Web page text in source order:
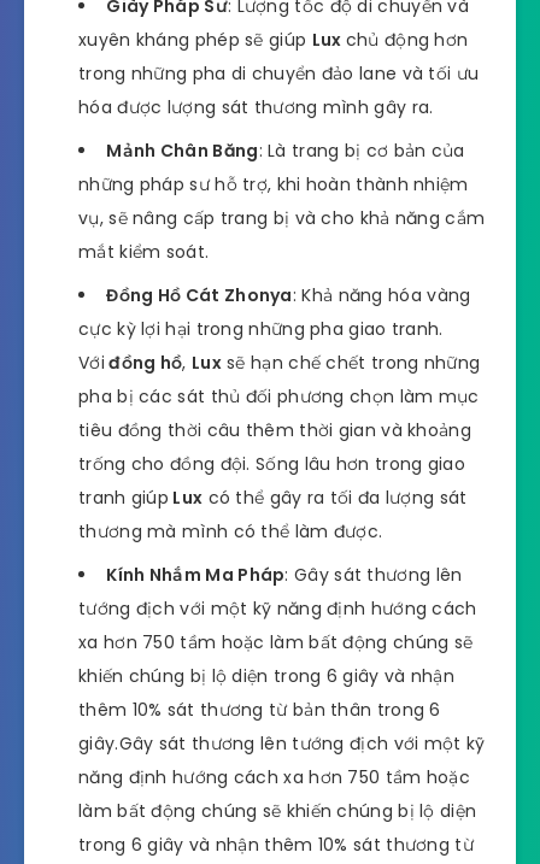
Giày Pháp Sư: Lượng tốc độ di chuyển và
xuyên kháng phép sẽ giúp Lux chủ động hơn
trong những pha di chuyển đảo lane và tối ưu
hóa được lượng sát thương mình gây ra.
Mảnh Chân Băng: Là trang bị cơ bản của
những pháp sư hỗ trợ, khi hoàn thành nhiệm
vụ, sẽ nâng cấp trang bị và cho khả năng cắm
mắt kiểm soát.
Đồng Hồ Cát Zhonya: Khả năng hóa vàng
cực kỳ lợi hại trong những pha giao tranh.
Với đồng hồ, Luxsẽ hạn chế chết trong những
pha bị các sát thủ đối phương chọn làm mục
tiêu đồng thời câu thêm thời gian và khoảng
trống cho đồng đội. Sống lâu hơn trong giao
tranh giúp Lux có thể gây ra tối đa lượng sát
thương mà mình có thể làm được.
Kính Nhắm Ma Pháp: Gây sát thương lên
tướng địch với một kỹ năng định hướng cách
xa hơn 750 tầm hoặc làm bất động chúng sẽ
khiến chúng bị lộ diện trong 6 giây và nhận
thêm 10% sát thương từ bản thân trong 6
giây.Gây sát thương lên tướng địch với một kỹ
năng định hướng cách xa hơn 750 tầm hoặc
làm bất động chúng sẽ khiến chúng bị lộ diện
trong 6 giây và nhận thêm 10% sát thương từ